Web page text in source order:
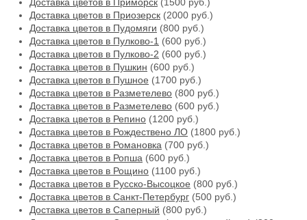
Доставка цветов в Приозерск (2000 руб.)
Доставка цветов в Пудомяги (800 руб.)
Доставка цветов в Пулково-1 (600 руб.)
Доставка цветов в Пулково-2 (600 руб.)
Доставка цветов в Пушкин (600 руб.)
Доставка цветов в Пушное (1700 руб.)
Доставка цветов в Разметелево (800 руб.)
Доставка цветов в Разметелево (600 руб.)
Доставка цветов в Репино (1200 руб.)
Доставка цветов в Рождествено ЛО (1800 руб.)
Доставка цветов в Романовка (700 руб.)
Доставка цветов в Ропша (600 руб.)
Доставка цветов в Рощино (1100 руб.)
Доставка цветов в Русско-Высоцкое (800 руб.)
Доставка цветов в Санкт-Петербург (500 руб.)
Доставка цветов в Саперный (800 руб.)